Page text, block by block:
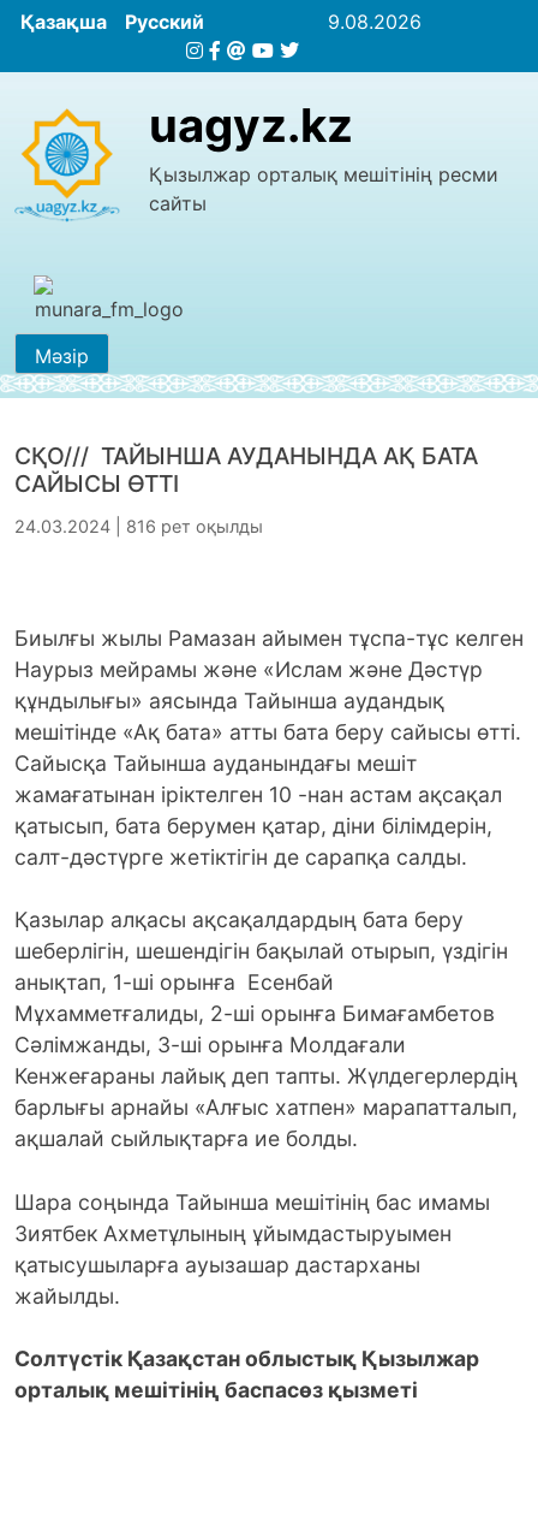
Қазақша Русский 9.08.2026
uagyz.kz
Қызылжар орталық мешітінің ресми
сайты
Мәзір
СҚО/// ТАЙЫНША АУДАНЫНДА АҚ БАТА
САЙЫСЫ ӨТТІ
24.03.2024 | 816 рет оқылды
Биылғы жылы Рамазан айымен тұспа-тұс келген
Наурыз мейрамы және «Ислам және Дәстүр
құндылығы» аясында Тайынша аудандық
мешітінде «Ақ бата» атты бата беру сайысы өтті.
Сайысқа Тайынша ауданындағы мешіт
жамағатынан іріктелген 10 -нан астам ақсақал
қатысып, бата берумен қатар, діни білімдерін,
салт-дәстүрге жетіктігін де сарапқа салды.
Қазылар алқасы ақсақалдардың бата беру
шеберлігін, шешендігін бақылай отырып, үздігін
анықтап, 1-ші орынға Есенбай
Мұхамметғалиды, 2-ші орынға Бимағамбетов
Сәлімжанды, 3-ші орынға Молдағали
Кенжеғараны лайық деп тапты. Жүлдегерлердің
барлығы арнайы «Алғыс хатпен» марапатталып,
ақшалай сыйлықтарға ие болды.
Шара соңында Тайынша мешітінің бас имамы
Зиятбек Ахметұлының ұйымдастыруымен
қатысушыларға ауызашар дастарханы
жайылды.
Солтүстік Қазақстан облыстық Қызылжар
орталық мешітінің баспасөз қызметі